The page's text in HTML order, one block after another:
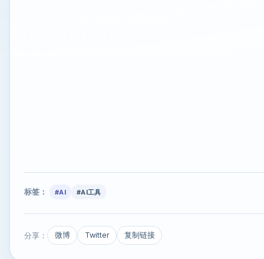
标签： #AI #AI工具
分享： 微博 Twitter 复制链接